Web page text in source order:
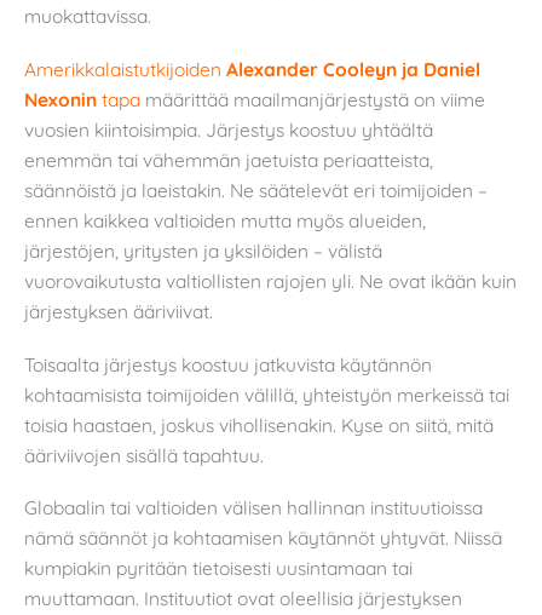
muokattavissa.
Amerikkalaistutkijoiden Alexander Cooleyn ja Daniel
Nexonin tapa määrittää maailmanjärjestystä on viime
vuosien kiintoisimpia. Järjestys koostuu yhtäältä
enemmän tai vähemmän jaetuista periaatteista,
säännöistä ja laeistakin. Ne säätelevät eri toimijoiden –
ennen kaikkea valtioiden mutta myös alueiden,
järjestöjen, yritysten ja yksilöiden – välistä
vuorovaikutusta valtiollisten rajojen yli. Ne ovat ikään kuin
järjestyksen ääriviivat.
Toisaalta järjestys koostuu jatkuvista käytännön
kohtaamisista toimijoiden välillä, yhteistyön merkeissä tai
toisia haastaen, joskus vihollisenakin. Kyse on siitä, mitä
ääriviivojen sisällä tapahtuu.
Globaalin tai valtioiden välisen hallinnan instituutioissa
nämä säännöt ja kohtaamisen käytännöt yhtyvät. Niissä
kumpiakin pyritään tietoisesti uusintamaan tai
muuttamaan. Instituutiot ovat oleellisia järjestyksen